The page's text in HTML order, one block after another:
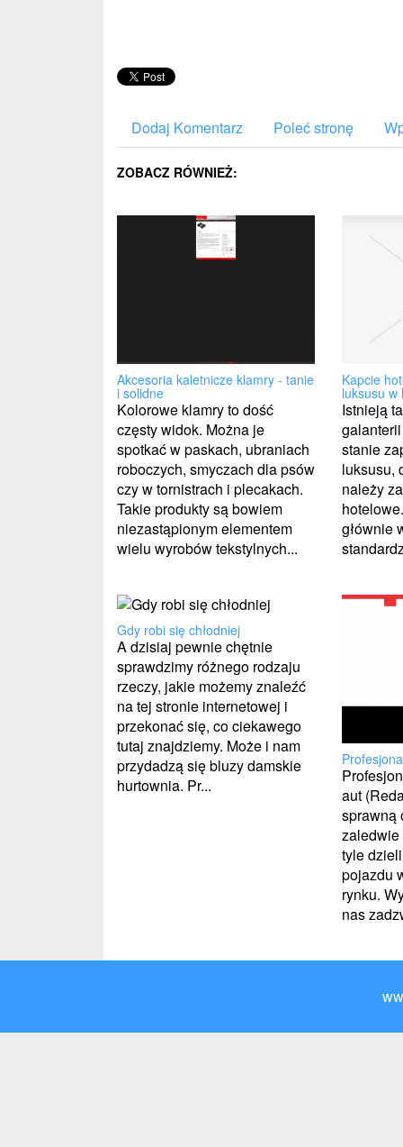
Dodaj Komentarz Poleć stronę
ZOBACZ RÓWNIEŻ:
Akcesoria kaletnicze klamry - tanie
i solidne
Kolorowe klamry to dość
częsty widok. Można je
spotkać w paskach, ubraniach
roboczych, smyczach dla psów
czy w tornistrach i plecakach.
Takie produkty są bowiem
niezastąpionym elementem
wielu wyrobów tekstylnych...
Kapcie
luksusu w
Istnieją
stanie
luksusu,
należy
głównie
Gdy robi się chłodniej
A dzisiaj pewnie chętnie
sprawdzimy różnego rodzaju
rzeczy, jakie możemy znaleźć
na tej stronie internetowej i
przekonać się, co ciekawego
tutaj znajdziemy. Może i nam
przydadzą się bluzy damskie
hurtownia. Pr...
aut
sprawną
zaledwie
tyle
pojazdu
rynku.
nas